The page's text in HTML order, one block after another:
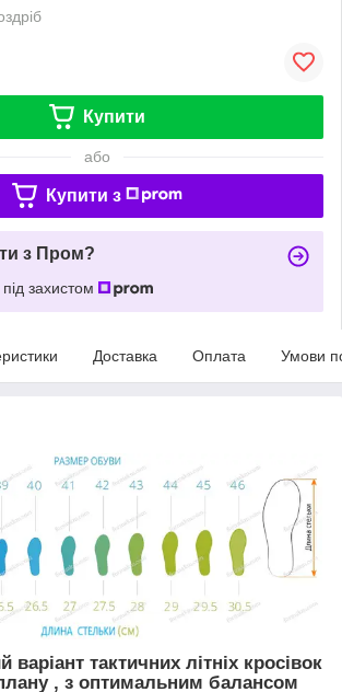
Купити
або
Купити з
з Пром?
захистом
Доставка Оплата Умови
варіант тактичних літніх кросівок
, з оптимальним балансом